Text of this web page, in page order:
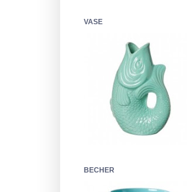
VASE
BECHER